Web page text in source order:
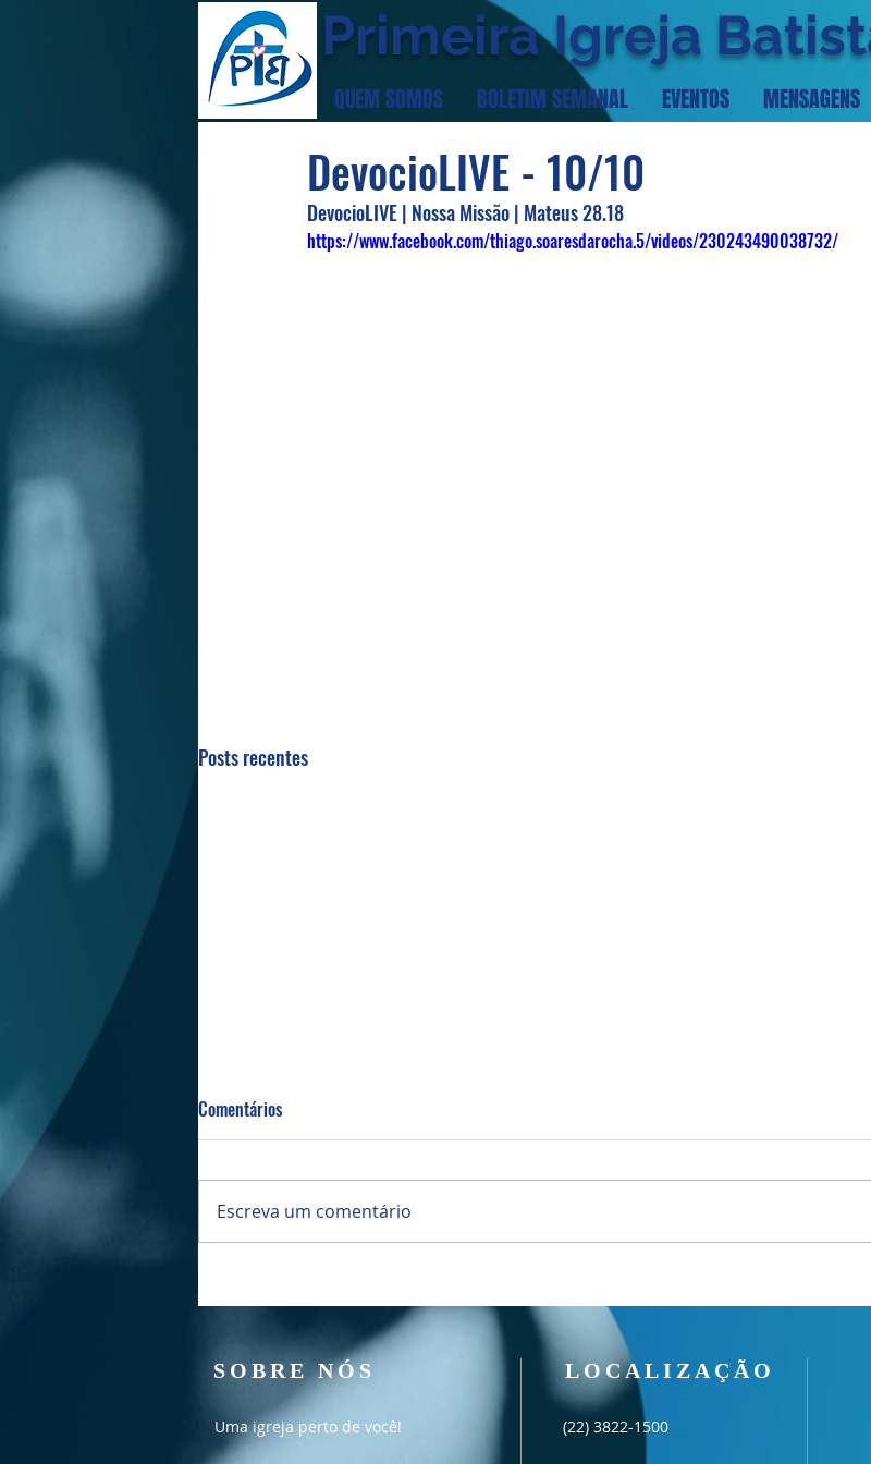
QUEM SOMOS BOLETIM SEMANAL EVENTOS MENSAGENS
Primeira Igreja
DevocioLIVE - 10/10
DevocioLIVE | Nossa Missão | Mateus 28.18
https://www.facebook.com/thiago.soaresdarocha.5/videos/230243490038732/
Posts recentes
Bazar da PIBI
Comentários
Escreva um comentário
SOBRE NÓS
Uma igreja perto de você!
LOCALIZAÇÃO
(22) 3822-1500